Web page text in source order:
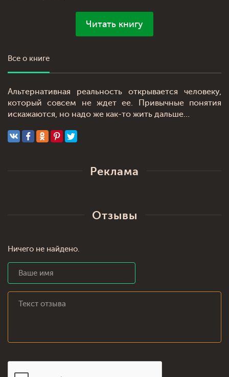
Читать книгу
Все о книге
Альтернативная реальность открывается человеку,
который совсем не ждет ее. Привычные понятия
искажаются, но надо же как-то жить дальше…
Реклама
Отзывы
Ничего не найдено.